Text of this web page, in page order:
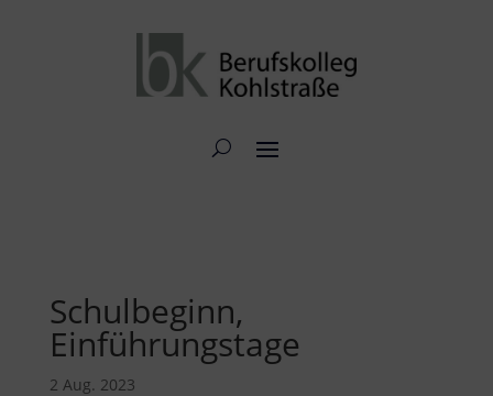
Schulbeginn,
Einführungstage
2 Aug. 2023